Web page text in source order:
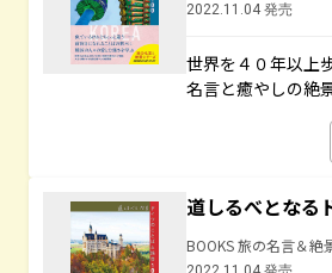
2022.11.04 発売
世界を４０年以上
名言と癒やしの絶
道しるべとなる
BOOKS 旅の名言＆絶